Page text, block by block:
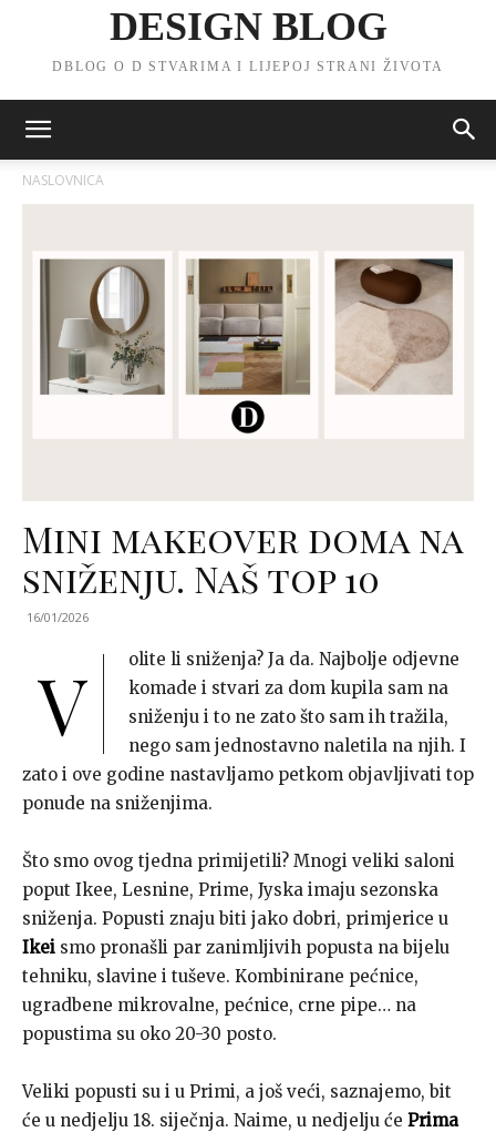
DESIGN BLOG
DBLOG O D STVARIMA I LIJEPOJ STRANI ŽIVOTA
NASLOVNICA
Mini makeover doma na
sniženju. Naš top 10
16/01/2026
V
olite li sniženja? Ja da. Najbolje odjevne
komade i stvari za dom kupila sam na
sniženju i to ne zato što sam ih tražila,
nego sam jednostavno naletila na njih. I
zato i ove godine nastavljamo petkom objavljivati top
ponude na sniženjima.
Što smo ovog tjedna primijetili? Mnogi veliki saloni
poput Ikee, Lesnine, Prime, Jyska imaju sezonska
sniženja. Popusti znaju biti jako dobri, primjerice u
Ikei smo pronašli par zanimljivih popusta na bijelu
tehniku, slavine i tuševe. Kombinirane pećnice,
ugradbene mikrovalne, pećnice, crne pipe… na
popustima su oko 20-30 posto.
Veliki popusti su i u Primi, a još veći, saznajemo, bit
će u nedjelju 18. siječnja. Naime, u nedjelju će Prima